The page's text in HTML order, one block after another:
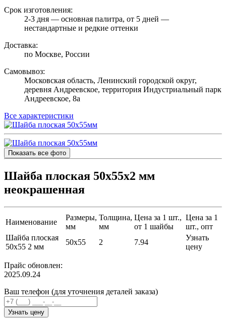
Срок изготовления:
2-3 дня — основная палитра, от 5 дней —
нестандартные и редкие оттенки
Доставка:
по Москве, России
Самовывоз:
Московская область, Ленинский городской округ,
деревня Андреевское, территория Индустриальный парк
Андреевское, 8а
Все характеристики
Показать все фото
Шайба плоская 50х55х2 мм
неокрашенная
Наименование
Размеры,
мм
Толщина,
мм
Цена за 1 шт.,
от 1 шайбы
Цена за 1
шт., опт
Шайба плоская
50х55 2 мм
50х55 2 7.94
Узнать
цену
Прайс обновлен:
2025.09.24
Ваш телефон (для уточнения деталей заказа)
Узнать цену